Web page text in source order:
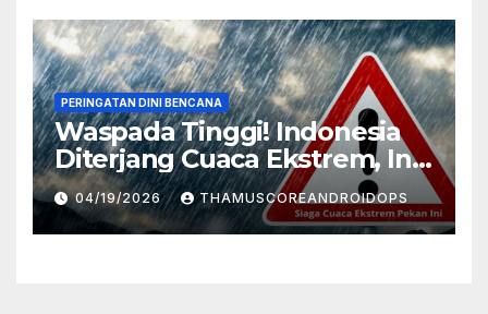
PERINGATAN DINI BENCANA
Waspada Tinggi! Indonesia
Diterjang Cuaca Ekstrem, Ini
Daftar Daerah Rawan
04/19/2026 THAMUSCOREANDROIDOPS